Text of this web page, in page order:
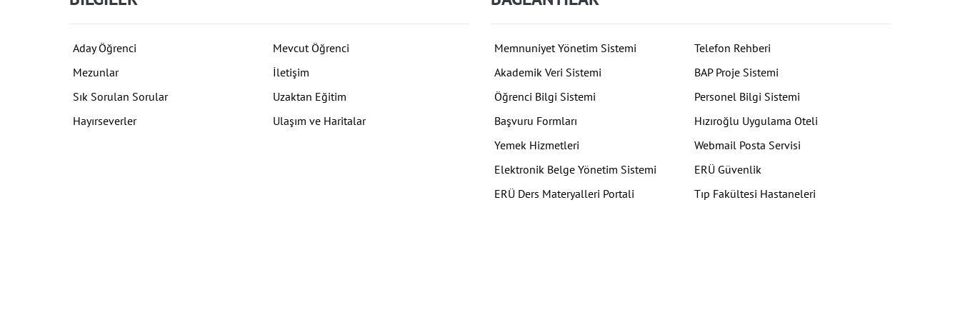
Aday Öğrenci
Mevcut Öğrenci
Mezunlar
İletişim
Sık Sorulan Sorular
Uzaktan Eğitim
Hayırseverler
Ulaşım ve Haritalar
Memnuniyet Yönetim Sistemi
Telefon Rehberi
Akademik Veri Sistemi
BAP Proje Sistemi
Öğrenci Bilgi Sistemi
Personel Bilgi Sistemi
Başvuru Formları
Hızıroğlu Uygulama Oteli
Yemek Hizmetleri
Webmail Posta Servisi
Elektronik Belge Yönetim Sistemi
ERÜ Güvenlik
ERÜ Ders Materyalleri Portali
Tıp Fakültesi Hastaneleri